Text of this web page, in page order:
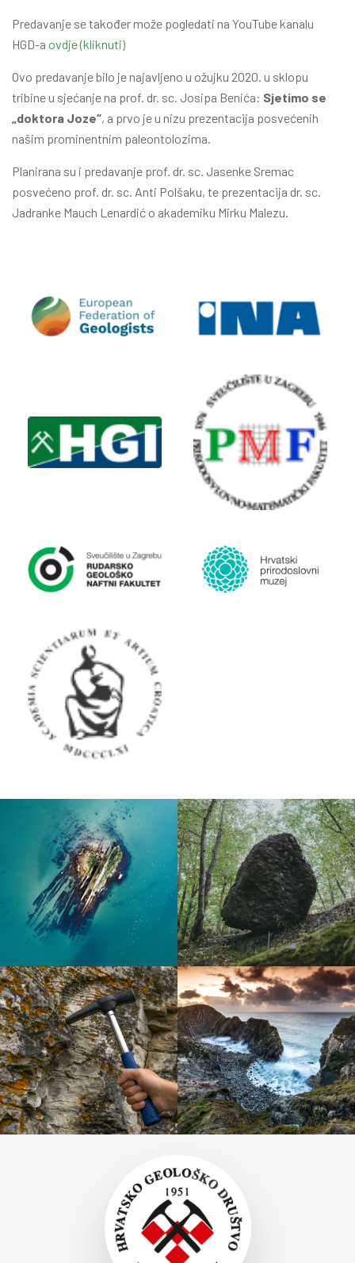
Predavanje se također može pogledati na YouTube kanalu
HGD-a ovdje (kliknuti)
Ovo predavanje bilo je najavljeno u ožujku 2020. u sklopu
tribine u sjećanje na prof. dr. sc. Josipa Benića: Sjetimo se
„doktora Joze“, a prvo je u nizu prezentacija posvećenih
našim prominentnim paleontolozima.
Planirana su i predavanje prof. dr. sc. Jasenke Sremac
posvećeno prof. dr. sc. Anti Polšaku, te prezentacija dr. sc.
Jadranke Mauch Lenardić o akademiku Mirku Malezu.